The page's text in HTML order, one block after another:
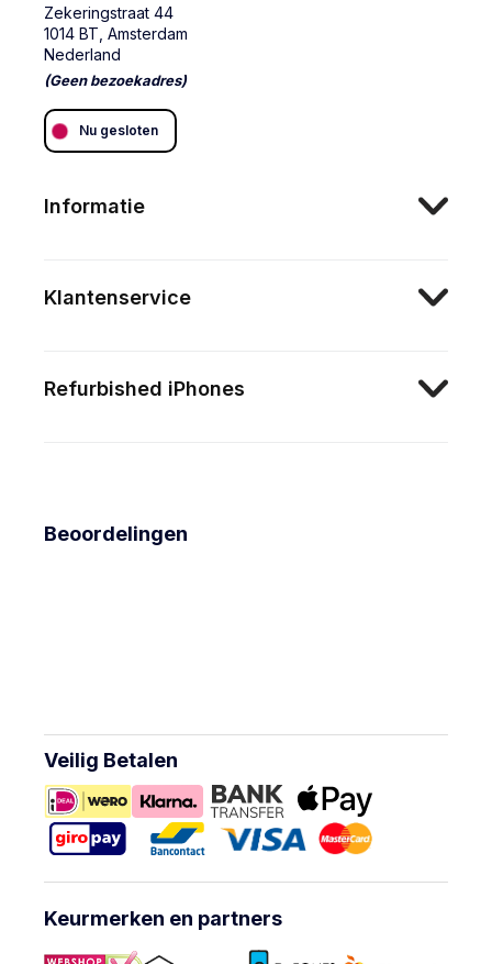
Zekeringstraat 44
1014 BT, Amsterdam
Nederland
(Geen bezoekadres)
Nu gesloten
Informatie
Klantenservice
Refurbished iPhones
Beoordelingen
Veilig Betalen
Keurmerken en partners